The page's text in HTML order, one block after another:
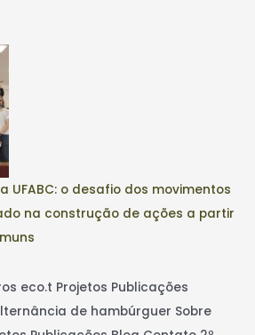
UFABC: o desafio dos movimentos
na construção de ações a partir
eco.t Projetos Publicações
de hambúrguer Sobre